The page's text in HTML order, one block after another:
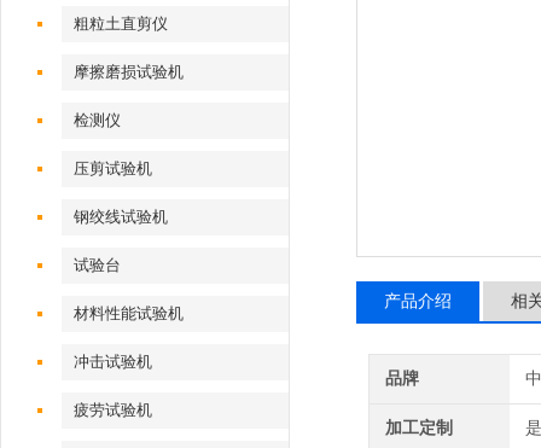
粗粒土直剪仪
摩擦磨损试验机
检测仪
压剪试验机
钢绞线试验机
试验台
材料性能试验机
冲击试验机
疲劳试验机
产品介绍 相
品牌
加工定制 是